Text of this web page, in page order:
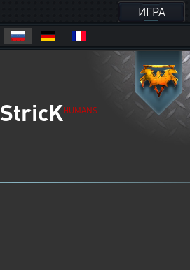
ИГРА
StricKHUMANS